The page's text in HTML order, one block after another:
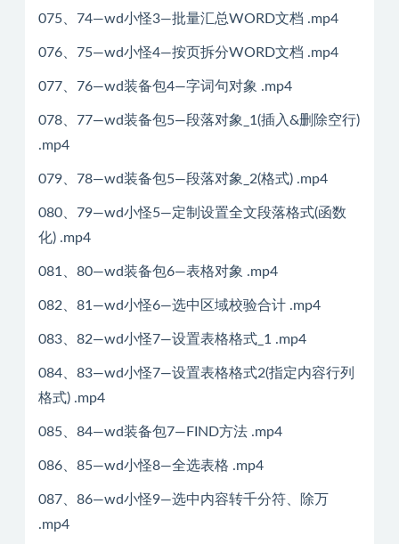
075、74—wd小怪3—批量汇总WORD文档 .mp4
076、75—wd小怪4—按页拆分WORD文档 .mp4
077、76—wd装备包4—字词句对象 .mp4
078、77—wd装备包5—段落对象_1(插入&删除空行)
.mp4
079、78—wd装备包5—段落对象_2(格式) .mp4
080、79—wd小怪5—定制设置全文段落格式(函数
化) .mp4
081、80—wd装备包6—表格对象 .mp4
082、81—wd小怪6—选中区域校验合计 .mp4
083、82—wd小怪7—设置表格格式_1 .mp4
084、83—wd小怪7—设置表格格式2(指定内容行列
格式) .mp4
085、84—wd装备包7—FIND方法 .mp4
086、85—wd小怪8—全选表格 .mp4
087、86—wd小怪9—选中内容转千分符、除万
.mp4